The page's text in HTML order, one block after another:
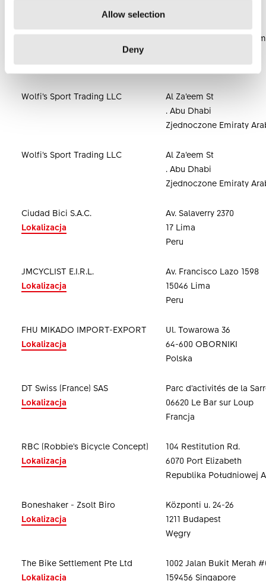
Allow selection
Deny
Marleen Wholesalers LTD
53 Treffers Road, Wigram
Nowa Zelandia
Wolfi’s Sport Trading LLC
Al Za’eem St
. Abu Dhabi
Zjednoczone Emiraty
Wolfi’s Sport Trading LLC
Al Za’eem St
. Abu Dhabi
Zjednoczone Emiraty
Ciudad Bici S.A.C.
Lokalizacja
Av. Salaverry 2370
17 Lima
Peru
JMCYCLIST E.I.R.L.
Lokalizacja
Av. Francisco Lazo 1598
15046 Lima
Peru
FHU MIKADO IMPORT-EXPORT
Lokalizacja
Ul. Towarowa 36
64-600 OBORNIKI
Polska
DT Swiss (France) SAS
Lokalizacja
Parc d'activités de la
06620 Le Bar sur Loup
Francja
RBC (Robbie's Bicycle Concept)
Lokalizacja
104 Restitution Rd.
6070 Port Elizabeth
Republika Południowej
Boneshaker - Zsolt Biro
Lokalizacja
Központi u. 24-26
1211 Budapest
Węgry
The Bike Settlement Pte Ltd
Lokalizacja
1002 Jalan Bukit Merah
159456 Singapore